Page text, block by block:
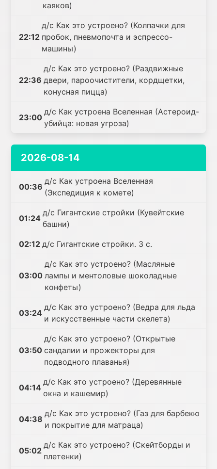
каяков)
22:12
д/с Как это устроено? (Колпачки для
пробок, пневмопочта и эспрессо-
машины)
22:36
д/с Как это устроено? (Раздвижные
двери, пароочистители, кордщетки,
конусная пицца)
23:00
д/с Как устроена Вселенная (Астероид-
убийца: новая угроза)
2026-08-14
00:36
д/с Как устроена Вселенная
(Экспедиция к комете)
01:24
д/с Гигантские стройки (Кувейтские
башни)
02:12 д/с Гигантские стройки. 3 с.
03:00
д/с Как это устроено? (Масляные
лампы и ментоловые шоколадные
конфеты)
03:24
д/с Как это устроено? (Ведра для льда
и искусственные части скелета)
03:50
д/с Как это устроено? (Открытые
сандалии и прожекторы для
подводного плаванья)
04:14
д/с Как это устроено? (Деревянные
окна и кашемир)
04:38
д/с Как это устроено? (Газ для барбекю
и покрытие для матраца)
05:02
д/с Как это устроено? (Скейтборды и
плетенки)